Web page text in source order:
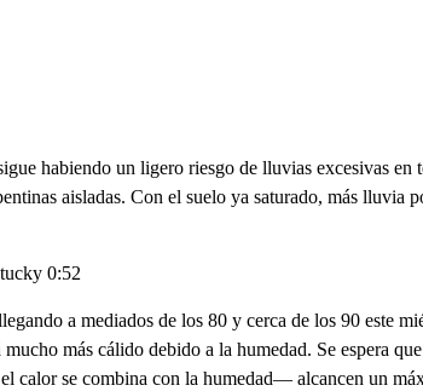
habiendo un ligero riesgo de lluvias excesivas en
aisladas. Con el suelo ya saturado, más lluvia
0:52
a mediados de los 80 y cerca de los 90 este
más cálido debido a la humedad. Se espera
calor se combina con la humedad— alcancen un